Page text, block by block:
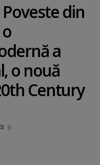
Poveste din
a
o nouă
Century
0